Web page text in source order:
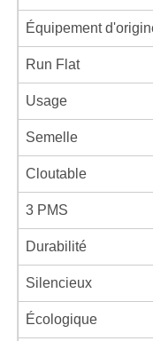
Équipement
Run Flat
Usage
Semelle
Cloutable
3 PMS
Durabilité
Silencieux
Écologique